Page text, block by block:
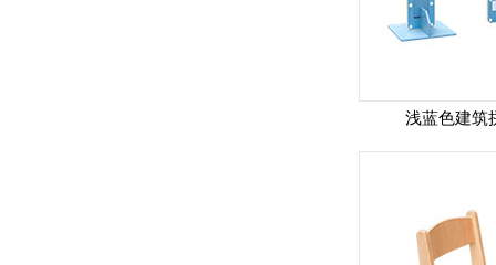
浅蓝色建筑